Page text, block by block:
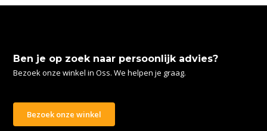
Ben je op zoek naar persoonlijk advies?
Bezoek onze winkel in Oss. We helpen je graag.
Bezoek onze winkel